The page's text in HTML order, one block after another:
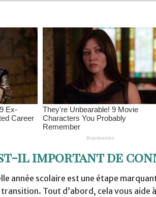
il important de
année scolaire est une étape
Tout d’abord, cela vous aide à